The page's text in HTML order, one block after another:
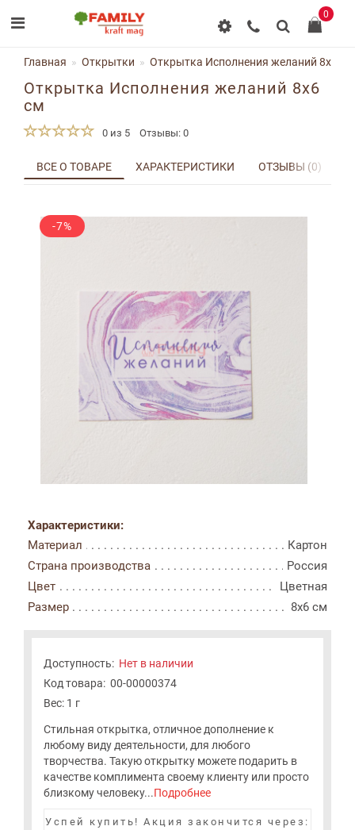
0
Главная Открытки Открытка Исполнения желаний 8x6 см
Открытка Исполнения желаний 8x6
см
0 из 5 Отзывы: 0
ВСЕ О ТОВАРЕ ХАРАКТЕРИСТИКИ ОТЗЫВЫ (0)
-7%
Характеристики:
Материал
Картон
Страна производства
Россия
Цвет
Цветная
Размер
8x6 см
Доступность: Нет в наличии
Код товара: 00-00000374
Вес: 1 г
Стильная открытка, отличное дополнение к
любому виду деятельности, для любого
творчества. Такую открытку можете подарить в
качестве комплимента своему клиенту или просто
близкому человеку...Подробнее
Успей купить!Акция закончится через: